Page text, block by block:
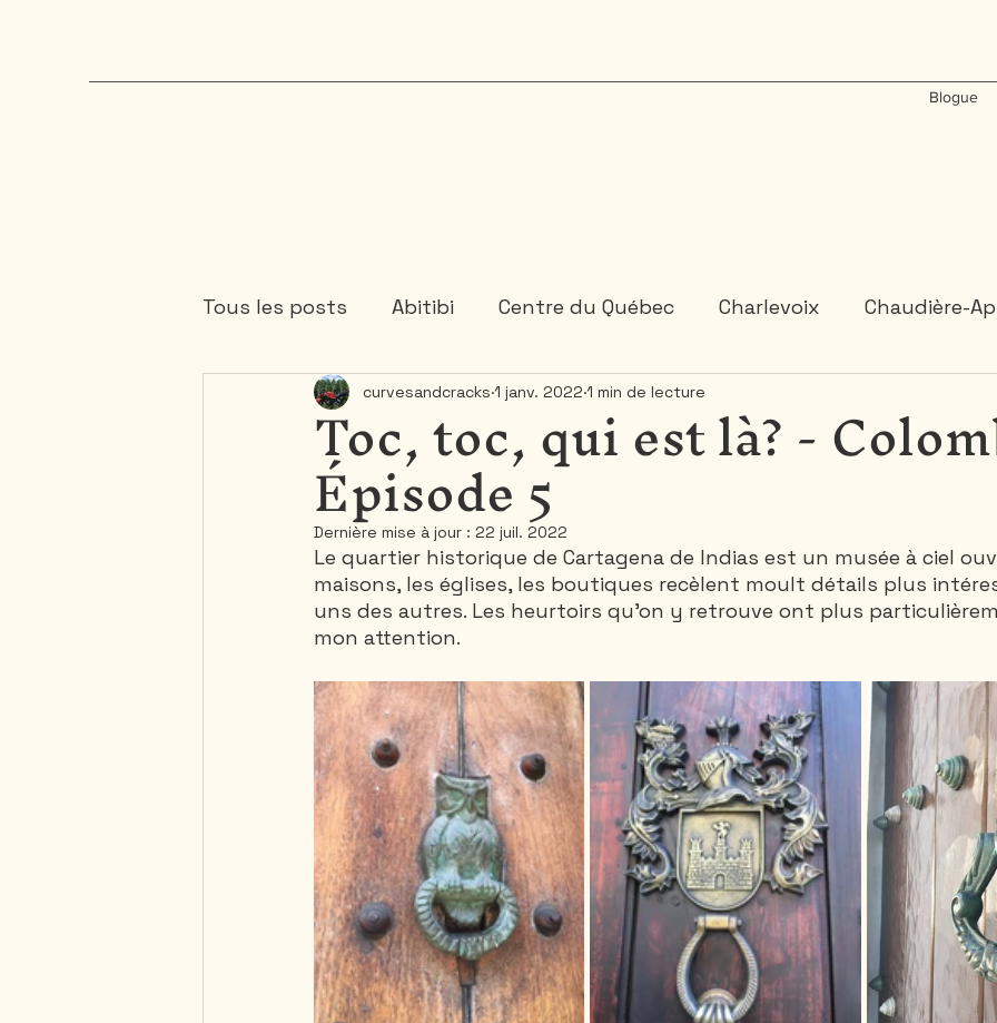
Blogue
Tous les posts Abitibi Centre du Québec Charlevoix Chaudière-
Cartagene Colombie États-Unis Gaspésie
Mauricie Mexique Ontario
Saguenay - Lac St-Jean Santa-Marta Rando 1 ou 2 jours Rando
Toc, toc, qui est là? -
Épisode 5
curvesandcracks 1 janv. 2022 1 min de lecture
Dernière mise à jour : 22 juil. 2022
Le quartier historique de Cartagena de Indias est un musée à ciel
maisons, les églises, les boutiques recèlent moult détails plus
uns des autres. Les heurtoirs qu’on y retrouve ont plus
mon attention.